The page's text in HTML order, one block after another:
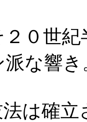
０世
な響き
は確